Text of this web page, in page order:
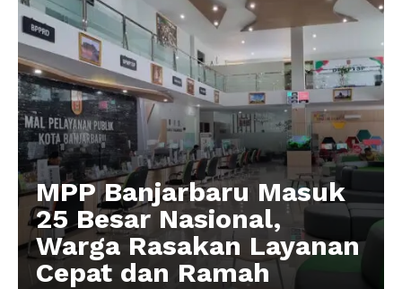
MPP Banjarbaru Masuk
25 Besar Nasional,
Warga Rasakan Layanan
Cepat dan Ramah